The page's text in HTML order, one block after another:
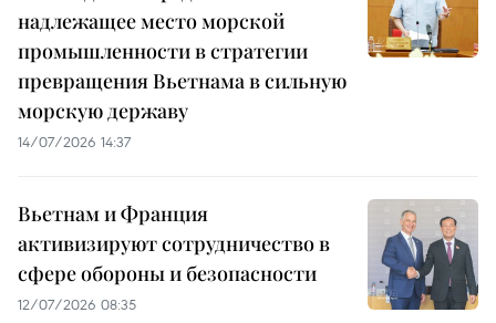
надлежащее место морской
промышленности в стратегии
превращения Вьетнама в сильную
морскую державу
14/07/2026 14:37
Вьетнам и Франция
активизируют сотрудничество в
сфере обороны и безопасности
12/07/2026 08:35